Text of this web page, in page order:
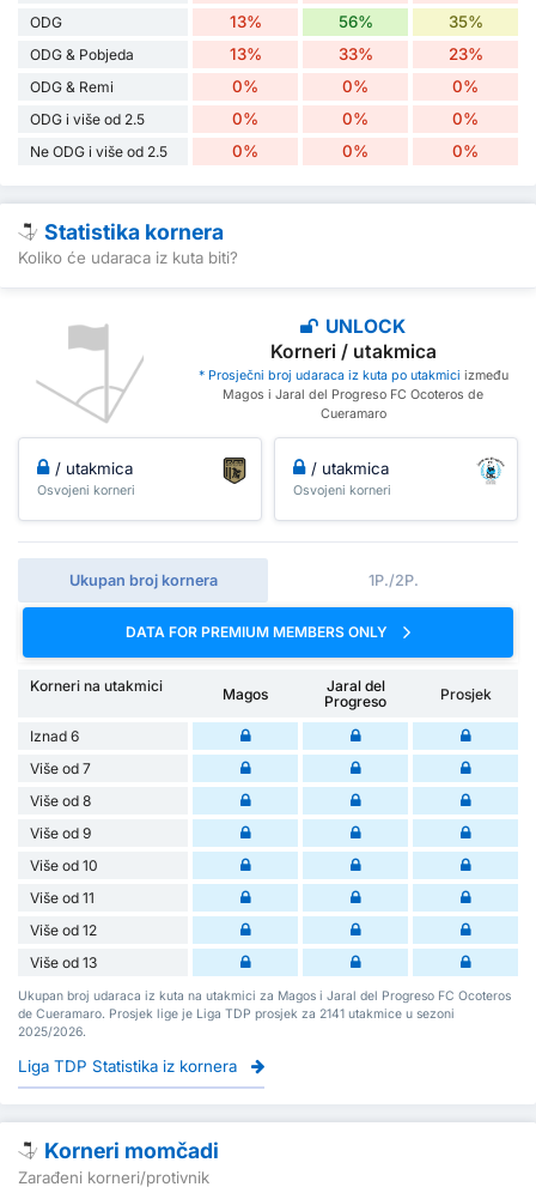
ODG 13% 56% 35%
ODG & Pobjeda 13% 33% 23%
ODG & Remi 0% 0% 0%
ODG i više od 2.5 0% 0% 0%
Ne ODG i više od 2.5 0% 0% 0%
Statistika kornera
Koliko će udaraca iz kuta biti?
UNLOCK
Korneri / utakmica
* Prosječni broj udaraca iz kuta po utakmici između
Magos i Jaral del Progreso FC Ocoteros de
Cueramaro
/ utakmica
Osvojeni korneri
/ utakmica
Osvojeni korneri
Ukupan broj kornera 1P./2P.
DATA FOR PREMIUM MEMBERS ONLY
Korneri na utakmici Magos
Jaral del
Progreso
Prosjek
Iznad 6
Više od 7
Više od 8
Više od 9
Više od 10
Više od 11
Više od 12
Više od 13
Ukupan broj udaraca iz kuta na utakmici za Magos i Jaral del Progreso FC Ocoteros
de Cueramaro. Prosjek lige je Liga TDP prosjek za 2141 utakmice u sezoni
2025/2026.
Liga TDP Statistika iz kornera
Korneri momčadi
Zarađeni korneri/protivnik